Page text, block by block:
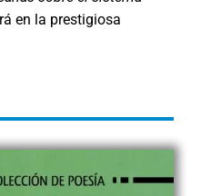
en la prestigiosa